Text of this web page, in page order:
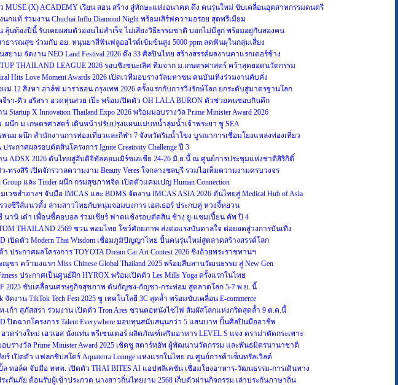
MUSE (X) ACADEMY เรียน สอน สร้าง สู่ทักษะแห่งอนาคต ดึง คนรุ่นใหม่ ขับเคลื่อนอุตสาหกรรมดนตรี
นกแท้ ร่วมงาน Chuchai Influ Diamond Night พร้อมเสิร์ฟความอร่อย สุดพรีเมียม
ลุ้นท้องปีนี้ รับเคยผสมตัวอ่อนไม่สำเร็จ ไม่เสี่ยงวิธีธรรมชาติ บอกไม่มีลูก พร้อมอยู่กันสองคน
ธารณสุข ร่วมกับ อย. หนุนยาสีฟันฟลูออไรด์เข้มข้นสูง 5000 ppm ลดฟันผุในกลุ่มเสี่ยง
สยาม จัดงาน NEO Land Festival 2026 ดึง 33 ศิลปินไทย สร้างสรรค์ผลงานคาแรกเตอร์ช้าง
THAILAND LEAGUE 2026 รอบชิงชนะเลิศ ทีมจาก ม.เกษตรศาสตร์ คว้าสุดยอดนวัตกรรม
Hits Love Moment Awards 2026 เปิดเวทีมอบรางวัลมหาชน คนบันเทิงร่วมงานคับคั่ง
แม่ 12 สิงหา ฮาล์ฟ มาราธอน กรุงเทพ 2026 ครั้งแรกกับการวิ่งรักษ์โลก ยกระดับสู่มาตรฐานโลก
จีรา-ดิว อริสรา อวดหุ่นสวย เป๊ะ พร้อมเปิดตัว OH LALA BURON ตัวช่วยคนชอบกินดึก
น Startup X Innovation Thailand Expo 2026 พร้อมมอบรางวัล Prime Minister Award 2026
ผนึก ม.เกษตรศาสตร์ เดินหน้าปรับปรุงแผนแม่บทน้ำลุ่มน้ำเจ้าพระยา ชู SEA
นม ผนึก สำนักงานการท่องเที่ยวและกีฬา 7 จังหวัดริมน้ำโขง บูรณาการเชื่อมโยงแหล่งท่องเที่ยว
ประกาศผลรอบตัดสินโครงการ Ignite Creativity Challenge ปี 3
น ADSX 2026 ดันไทยสู่ฮับดิจิทัลคอมเมิร์ซเอเชีย 24-26 มิ.ย.นี้ ณ ศูนย์การประชุมแห่งชาติสิริกิติ์
-ทรงสิริ เปิดจักรวาลความงาม Beauty Veres ใจกลางชลบุรี รวมไอเท็มความงามครบวงจร
Group และ Tinder ผนึก กรมสุขภาพจิต เปิดตัวแคมเปญ Human Connection
เวชสำอางฯ จับมือ IMCAS และ BDMS จัดงาน IMCAS ASIA 2026 ดันไทยสู่ Medical Hub of Asia
วงซีรีส์แนวตั้ง ล่ามสาวไทยกับหนุ่มจอมบงการ เอสเธอร์ ประกบคู่ หวงจี้หยวน
นานิ เต๋า เพื่อนซี้คอบอล ร่วมเชียร์ ฟาดแช้งรอบตัดสิน ช้าง ยู-แชมเปี้ยน คัพ ปี 4
THAILAND 2569 ชวน ทอมไทย โชว์ศักยภาพ ส่งต่อแรงบันดาลใจ ต่อยอดสู่วงการบันเทิง
เปิดตัว Modern Thai Wisdom เชื่อมภูมิปัญญาไทย ปั้นคนรุ่นใหม่สู่ตลาดสร้างสรรค์โลก
า ประกาศผลโครงการ TOYOTA Dream Car Art Contest 2026 ชิงถ้วยพระราชทานฯ
ชา คว้ามงแรก Miss Chinese Global Thailand 2025 พร้อมสืบสานวัฒนธรรม สู่ New Gen
ประกาศเป็นศูนย์ฝึก HYROX พร้อมเปิดตัว Les Mills Yoga ครั้งแรกในไทย
2025 ขับเคลื่อนเศรษฐกิจสุขภาพ ดันกัญชง-กัญชา-กระท่อม สู่ตลาดโลก 5-7 พ.ย. นี้
จัดงาน TikTok Tech Fest 2025 ชู เทคโนโลยี 3C สุดล้ำ พร้อมขับเคลื่อน E-commerce
-เก้า สุภัสสรา ร่วมงาน เปิดตัว Tron Ares ชวนคอหนังไซไฟ สัมผัสโลกแห่งกริดสุดล้ำ 9 ต.ค.นี้
ปิดฉากโครงการ Talent Everywhere มอบทุนสนับสนุนกว่า 5 แสนบาท ปั้นศิลปินมืออาชีพ
อวดร่างใหม่ เอวเอส นั่งแท่น พรีเซนเตอร์ ผลิตภัณฑ์เสริมอาหาร LEVEL S แจง ดราม่าตัดกระเพาะ
บรางวัล Prime Minister Award 2025 เชิดชู สตาร์ทอัพ ผู้พัฒนานวัตกรรม และพันธมิตรนานาชาติ
ยร์ เปิดตัว แฟลกชิปสโตร์ Aquaterra Lounge แห่งแรกในไทย ณ ศูนย์การค้าเซ็นทรัลเวิลด์
ล ทอล์ค จับมือ ททท. เปิดตัว THAI BITES AI แอปพลิเคชัน เชื่อมโยงอาหาร-วัฒนธรรม-การเดินทาง
ะกันภัย ต้อนรับผู้เข้าประกวด นางสาวถิ่นไทยงาม 2568 เก็บตัวผ่านกิจกรรม เล่าประกันภาษาถิ่น